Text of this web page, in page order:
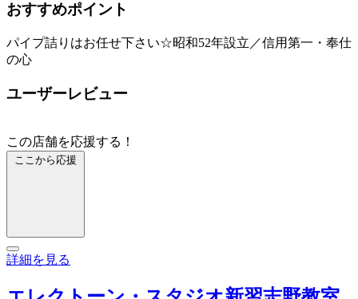
おすすめポイント
パイプ詰りはお任せ下さい☆昭和52年設立／信用第一・奉仕
の心
ユーザーレビュー
この店舗を応援する！
ここから応援
詳細を見る